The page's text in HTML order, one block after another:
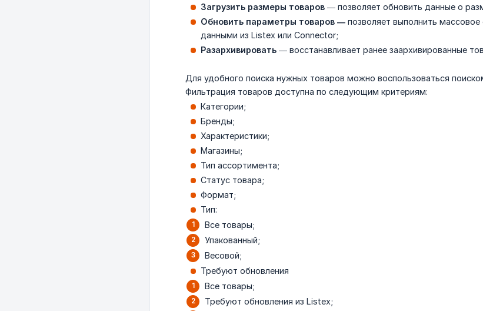
Загрузить размеры товаров — позволяет обновить данные о
Обновить параметры товаров — позволяет выполнить
данными из Listex или Connector;
Разархивировать — восстанавливает ранее заархивированные
Для удобного поиска нужных товаров можно воспользоваться
Фильтрация товаров доступна по следующим критериям:
Категории;
Бренды;
Характеристики;
Магазины;
Тип ассортимента;
Статус товара;
Формат;
Тип:
Все товары;
Упакованный;
Весовой;
Требуют обновления
Все товары;
Требуют обновления из Listex;